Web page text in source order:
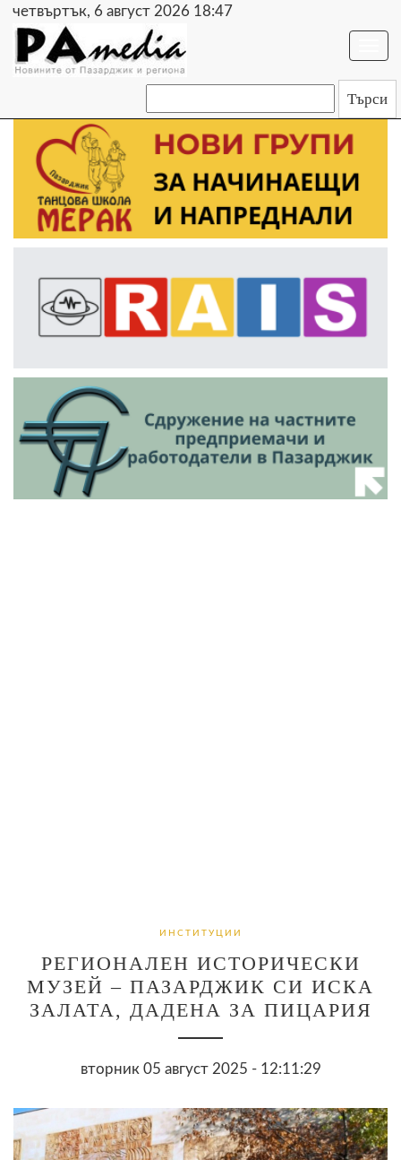
четвъртък, 6 август 2026 18:47
ИНСТИТУЦИИ
РЕГИОНАЛЕН ИСТОРИЧЕСКИ
МУЗЕЙ – ПАЗАРДЖИК СИ ИСКА
ЗАЛАТА, ДАДЕНА ЗА ПИЦАРИЯ
вторник 05 август 2025 - 12:11:29